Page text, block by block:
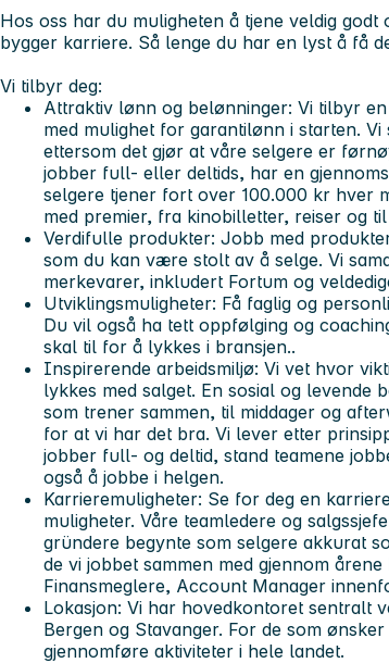
Hos oss har du muligheten å tjene veldig
bygger karriere. Så lenge du har en lyst å få
Vi tilbyr deg:
Attraktiv lønn og belønninger: Vi tilbyr
med mulighet for garantilønn i starten.
ettersom det gjør at våre selgere er
jobber full- eller deltids, har en
selgere tjener fort over 100.000 kr hver
med premier, fra kinobilletter, reiser og
Verdifulle produkter: Jobb med
som du kan være stolt av å selge. Vi
merkevarer, inkludert Fortum og
Utviklingsmuligheter: Få faglig og
Du vil også ha tett oppfølging og
skal til for å lykkes i bransjen..
Inspirerende arbeidsmiljø: Vi vet hvor
lykkes med salget. En sosial og
som trener sammen, til middager og
for at vi har det bra. Vi lever etter
jobber full- og deltid, stand teamene
også å jobbe i helgen.
Karrieremuligheter: Se for deg en
muligheter. Våre teamledere og
gründere begynte som selgere akkurat
de vi jobbet sammen med gjennom
Finansmeglere, Account Manager
Lokasjon: Vi har hovedkontoret sentralt
Bergen og Stavanger. For de som
gjennomføre aktiviteter i hele landet.